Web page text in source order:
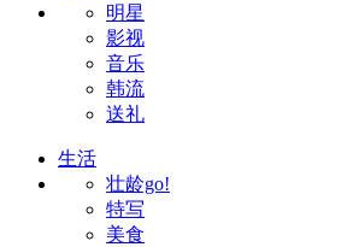
明星
影视
音乐
韩流
送礼
生活
壮龄go!
特写
美食